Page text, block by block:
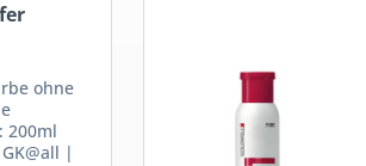
ohne
200ml
|